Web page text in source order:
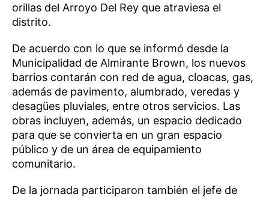
orillas del Arroyo Del Rey que atraviesa el
distrito.
De acuerdo con lo que se informó desde la
Municipalidad de Almirante Brown, los nuevos
barrios contarán con red de agua, cloacas, gas,
además de pavimento, alumbrado, veredas y
desagües pluviales, entre otros servicios. Las
obras incluyen, además, un espacio dedicado
para que se convierta en un gran espacio
público y de un área de equipamiento
comunitario.
De la jornada participaron también el jefe de